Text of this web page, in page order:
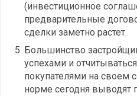
(инвестиционное
предварительные
сделки заметно растет.
Большинство
успехами и
покупателями на своем
норме сегодня выводят